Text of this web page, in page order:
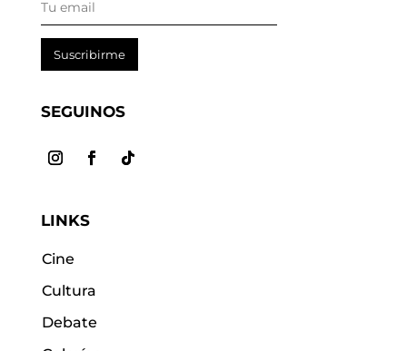
Suscribirme
SEGUINOS
LINKS
Cine
Cultura
Debate